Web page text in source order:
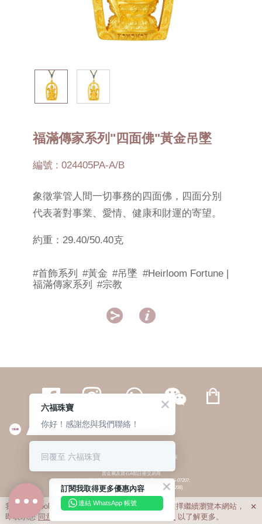
福滿傳家系列"四面佛"黃金吊墜
編號 : 024405PA-A/B
象徵掌管人間一切事務的四面佛，四面分別
代表著對事業、愛情、健康和財運的寄望。
約重：29.40/50.40克
#首飾系列 #黃金 #吊墜 #Heirloom Fortune |
福滿傳家系列
#宗教
 
繁體 | 簡体
© 六福集團 版權所有 不得轉載 私隱政策
貴金屬及寶石A類註冊交易商
(六福企業禮品(國際)有限公司-註冊號碼:A-B-24-05-07207;
六福電子商貿有限公司-註冊號碼:A-B-24-05-07206)
貴金屬及寶石B類註冊交易商
(六福集團有限公司-註冊號碼:B-B-24-05-07258;
六福珠寶金行(香港)有限公司-註冊號碼:B-B-24-05-07259)
我們利用cookies為您提供最佳的瀏覽體驗。若您選擇繼續瀏覽本網站，
即表示您 同意 私隱政策 以了解更多。

訂閱我取得更多優惠內容
連結 WhatsApp 帳號
六福珠寶
你好！感謝您與我們聯絡！
回覆至 六福珠寶